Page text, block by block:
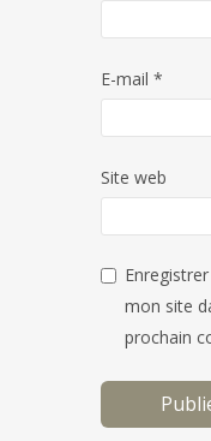
E-mail *
Site web
mon site
prochain